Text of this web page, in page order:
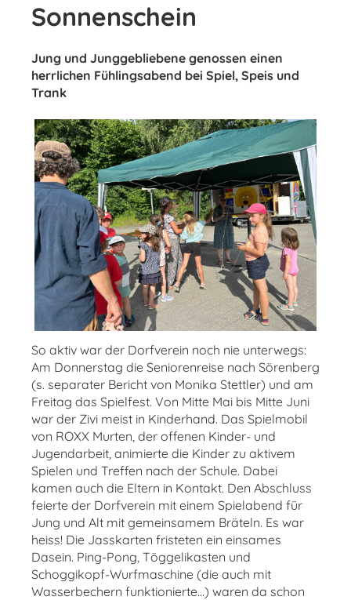
Sonnenschein
Jung und Junggebliebene genossen einen
herrlichen Fühlingsabend bei Spiel, Speis und
Trank
So aktiv war der Dorfverein noch nie unterwegs:
Am Donnerstag die Seniorenreise nach Sörenberg
(s. separater Bericht von Monika Stettler) und am
Freitag das Spielfest. Von Mitte Mai bis Mitte Juni
war der Zivi meist in Kinderhand. Das Spielmobil
von ROXX Murten, der offenen Kinder- und
Jugendarbeit, animierte die Kinder zu aktivem
Spielen und Treffen nach der Schule. Dabei
kamen auch die Eltern in Kontakt. Den Abschluss
feierte der Dorfverein mit einem Spielabend für
Jung und Alt mit gemeinsamem Bräteln. Es war
heiss! Die Jasskarten fristeten ein einsames
Dasein. Ping-Pong, Töggelikasten und
Schoggikopf-Wurfmaschine (die auch mit
Wasserbechern funktionierte…) waren da schon